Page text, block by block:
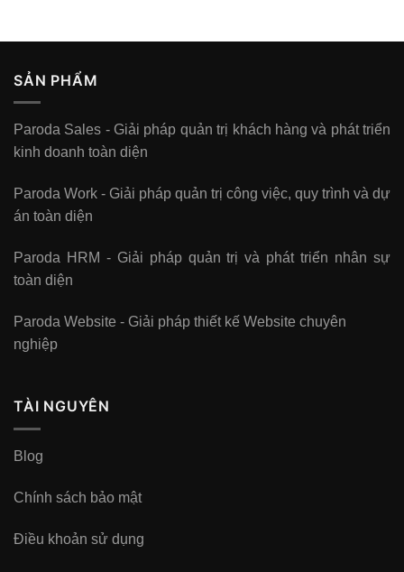
SẢN PHẨM
Paroda Sales - Giải pháp quản trị khách hàng và phát triển
kinh doanh toàn diện
Paroda Work - Giải pháp quản trị công việc, quy trình và dự
án toàn diện
Paroda HRM - Giải pháp quản trị và phát triển nhân sự
toàn diện
Paroda Website - Giải pháp thiết kế Website chuyên
nghiệp
TÀI NGUYÊN
Blog
Chính sách bảo mật
Điều khoản sử dụng